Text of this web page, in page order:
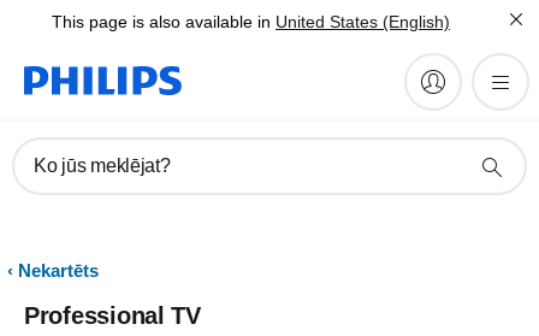
This page is also available in United States (English)
Ko jūs meklējat?
Nekartēts
Professional TV